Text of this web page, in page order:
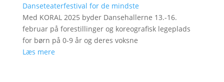
Danseteaterfestival for de mindste
Med KORAL 2025 byder Dansehallerne 13.-16.
februar på forestillinger og koreografisk legeplads
for børn på 0-9 år og deres voksne
Læs mere